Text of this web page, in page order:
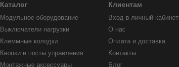
Каталог
Модульное оборудование
Выключатели нагрузки
Клеммные колодки
Кнопки и посты управления
Монтажные аксессуары
Клиентам
Вход в личный кабинет
О нас
Оплата и доставка
Контакты
Блог